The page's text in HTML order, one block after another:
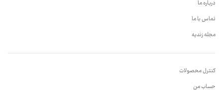
درباره ما
تماس با ما
مجله زندیه
کنترل محصولات
حساب من